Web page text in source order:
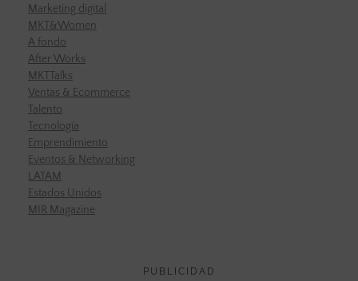
Marketing digital
MKT&Women
A fondo
After Works
MKTTalks
Ventas & Ecommerce
Talento
Tecnología
Emprendimiento
Eventos & Networking
LATAM
Estados Unidos
MIR Magazine
PUBLICIDAD